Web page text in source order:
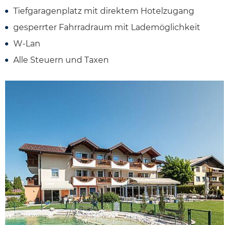
Tiefgaragenplatz mit direktem Hotelzugang
gesperrter Fahrradraum mit Lademöglichkeit
W-Lan
Alle Steuern und Taxen